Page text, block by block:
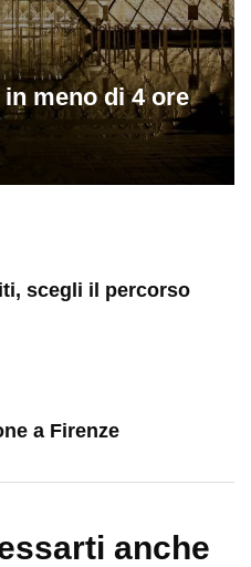
meno di 4 ore
scegli il percorso
a Firenze
anche